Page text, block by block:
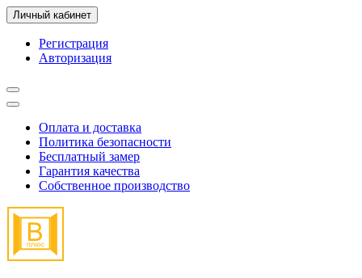
Личный кабинет
Регистрация
Авторизация
Оплата и доставка
Политика безопасности
Бесплатный замер
Гарантия качества
Собственное производство